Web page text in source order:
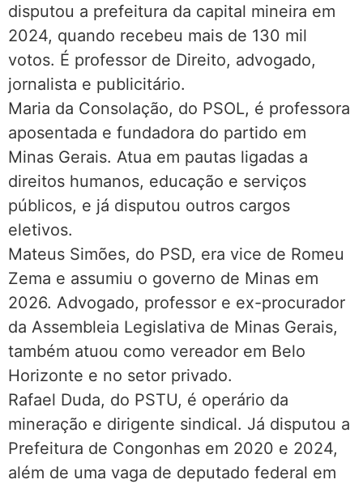
disputou a prefeitura da capital mineira em
2024, quando recebeu mais de 130 mil
votos. É professor de Direito, advogado,
jornalista e publicitário.
Maria da Consolação, do PSOL, é professora
aposentada e fundadora do partido em
Minas Gerais. Atua em pautas ligadas a
direitos humanos, educação e serviços
públicos, e já disputou outros cargos
eletivos.
Mateus Simões, do PSD, era vice de Romeu
Zema e assumiu o governo de Minas em
2026. Advogado, professor e ex-procurador
da Assembleia Legislativa de Minas Gerais,
também atuou como vereador em Belo
Horizonte e no setor privado.
Rafael Duda, do PSTU, é operário da
mineração e dirigente sindical. Já disputou a
Prefeitura de Congonhas em 2020 e 2024,
além de uma vaga de deputado federal em